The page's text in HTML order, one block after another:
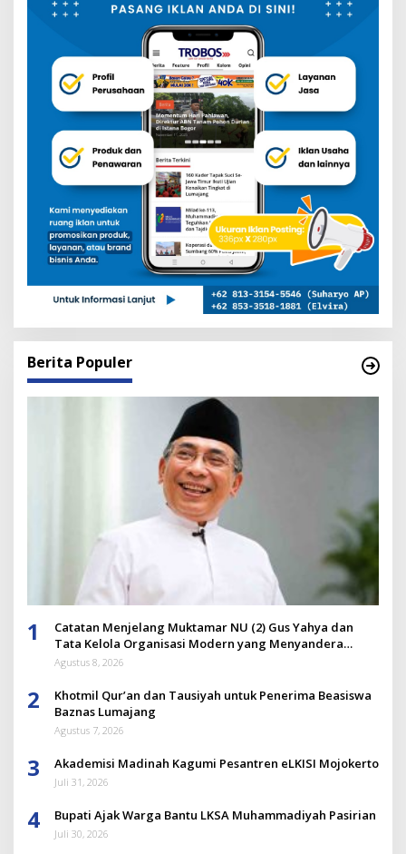
Berita Populer
1
Catatan Menjelang Muktamar NU (2) Gus Yahya dan
Tata Kelola Organisasi Modern yang Menyandera
Dirinya
Agustus 8, 2026
2
Khotmil Qur’an dan Tausiyah untuk Penerima Beasiswa
Baznas Lumajang
Agustus 7, 2026
3 Akademisi Madinah Kagumi Pesantren eLKISI Mojokerto
Juli 31, 2026
4 Bupati Ajak Warga Bantu LKSA Muhammadiyah Pasirian
Juli 30, 2026